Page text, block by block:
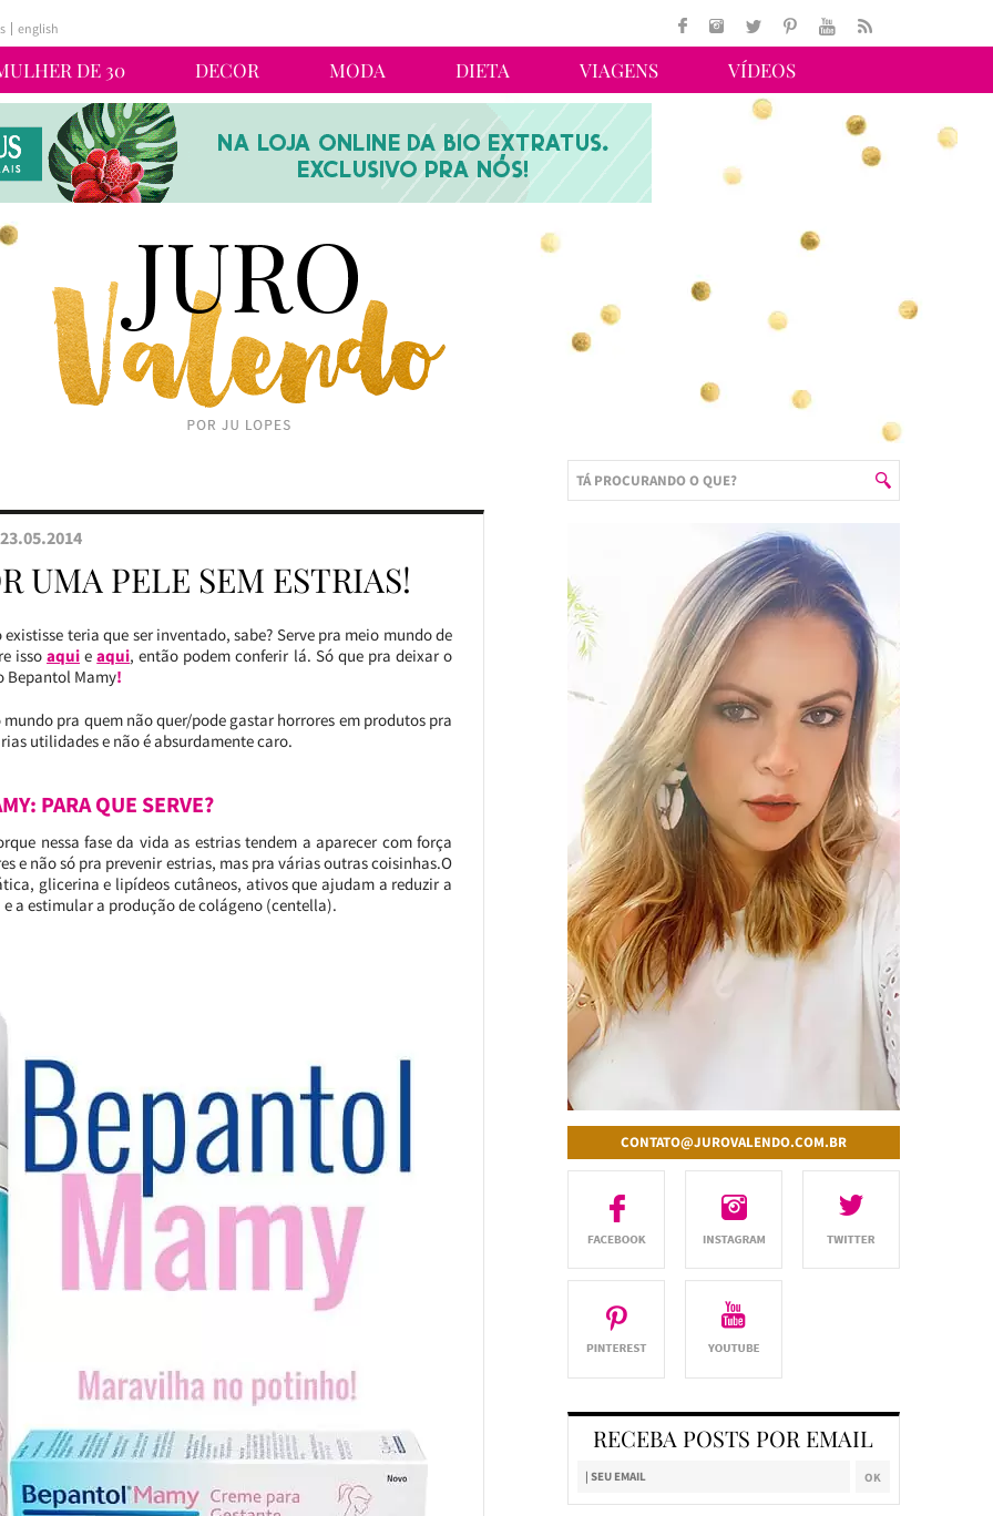
DE 30 DECOR MODA DIETA VIAGENS VÍDEOS
english
23.05.2014
UMA PELE SEM ESTRIAS!
teria que ser inventado, sabe? Serve pra meio mundo de
issoaqui eaqui, então podem conferir lá. Só que pra deixar o
Bepantol Mamy!
pra quem não quer/pode gastar horrores em produtos pra
utilidades e não é absurdamente caro.
PARA QUE SERVE?
nessa fase da vida as estrias tendem a aparecer com força
e não só pra prevenir estrias, mas pra várias outras coisinhas.O
glicerina e lipídeos cutâneos, ativos que ajudam a reduzir a
a estimular a produção de colágeno (centella).
CONTATO@JUROVALENDO.COM.BR
RECEBA POSTS POR EMAIL